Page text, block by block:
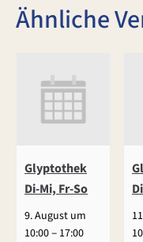
Ähnliche
Glyptothek
Di-Mi, Fr-So
9. August um
10:00– 17:00